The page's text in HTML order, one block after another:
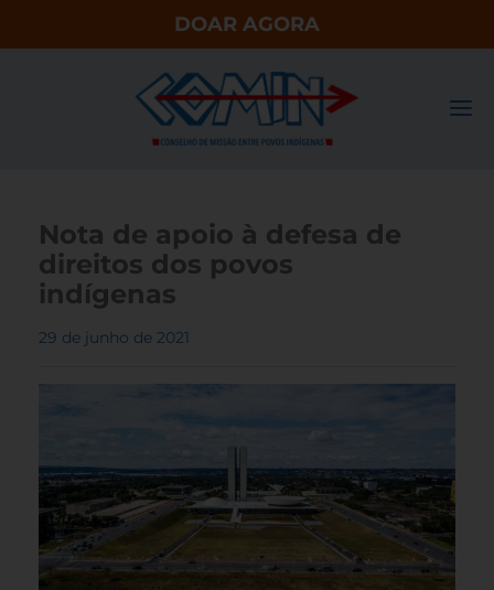
DOAR AGORA
Nota de apoio à defesa de
direitos dos povos
indígenas
29 de junho de 2021